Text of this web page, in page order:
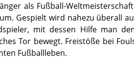
als Fußball-
Gespielt wird nahezu überall
mit dessen Hilfe man
Tor bewegt. Freistöße bei
Fußballleben.